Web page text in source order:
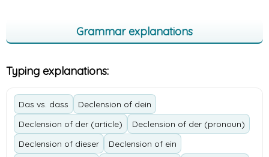
Grammar explanations
Typing explanations:
Das vs. dass
Declension of dein
Declension of der (article)
Declension of der (pronoun)
Declension of dieser
Declension of ein